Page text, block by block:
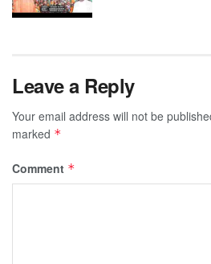
Leave a Reply
Your email address will not be
marked *
Comment *